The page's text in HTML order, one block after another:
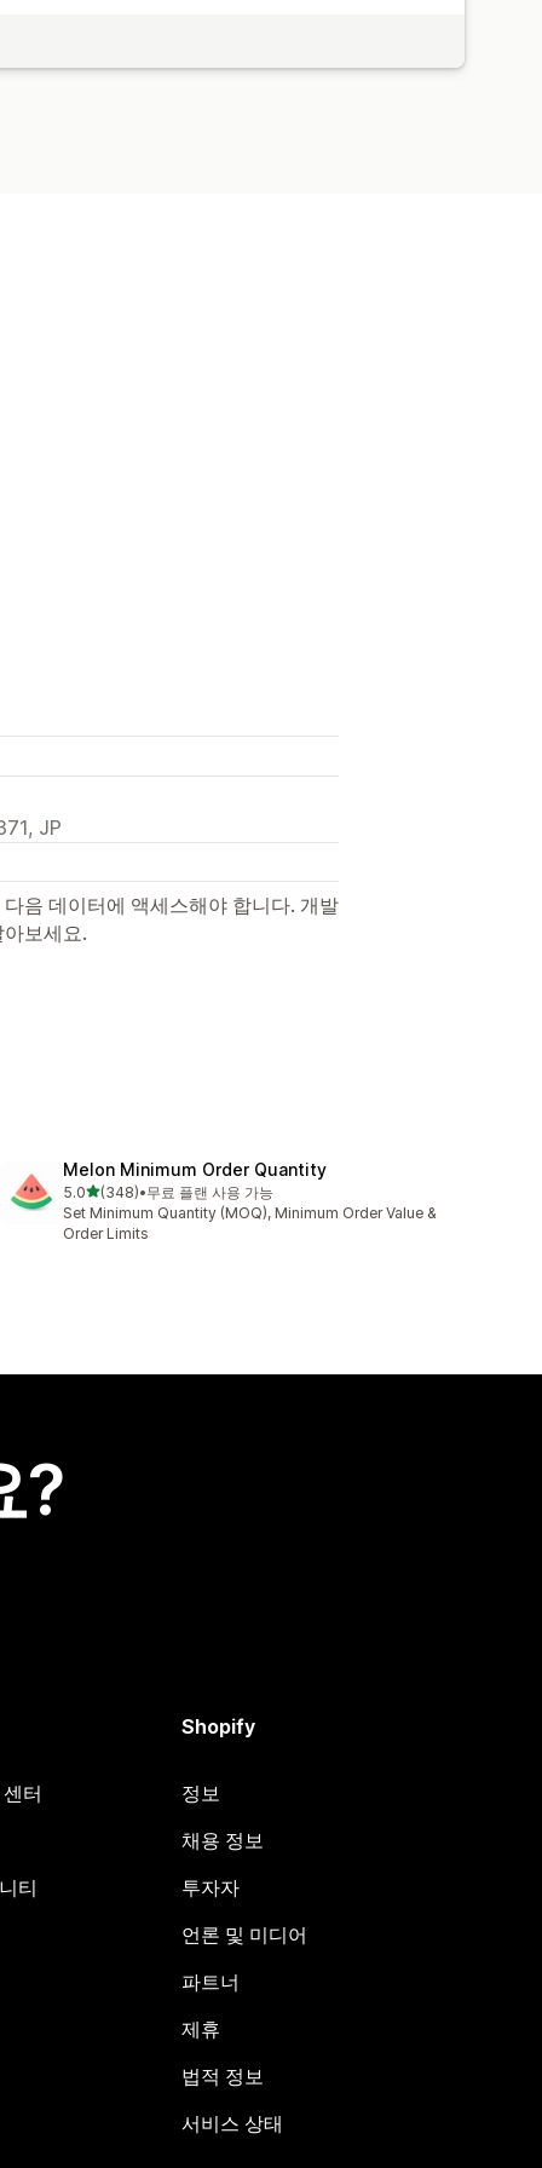
JP
음 데이터에 액세스해야 합니다. 개발
보세요.
Melon Minimum Order Quantity
5.0별 5개 중
(348)
총 리뷰 348개
•무료 플랜 사용 가능
Set Minimum Quantity (MOQ), Minimum Order Value &
Order Limits
?
터
티
Shopify
정보
채용 정보
투자자
언론 및 미디어
파트너
제휴
법적 정보
서비스 상태